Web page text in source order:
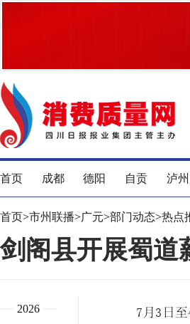
首页 成都 德阳 自贡 泸州
首页>市州联播>广元>部门动态>热点
剑阁县开展蜀道
2026
7月3日